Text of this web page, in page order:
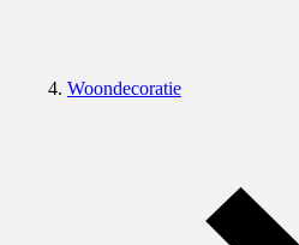
Woondecoratie